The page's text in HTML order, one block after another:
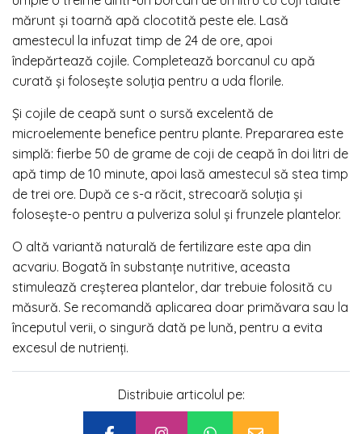
mărunt și toarnă apă clocotită peste ele. Lasă
amestecul la infuzat timp de 24 de ore, apoi
îndepărtează cojile. Completează borcanul cu apă
curată și folosește soluția pentru a uda florile.
Și cojile de ceapă sunt o sursă excelentă de
microelemente benefice pentru plante. Prepararea este
simplă: fierbe 50 de grame de coji de ceapă în doi litri de
apă timp de 10 minute, apoi lasă amestecul să stea timp
de trei ore. După ce s-a răcit, strecoară soluția și
folosește-o pentru a pulveriza solul și frunzele plantelor.
O altă variantă naturală de fertilizare este apa din
acvariu. Bogată în substanțe nutritive, aceasta
stimulează creșterea plantelor, dar trebuie folosită cu
măsură. Se recomandă aplicarea doar primăvara sau la
începutul verii, o singură dată pe lună, pentru a evita
excesul de nutrienți.
Distribuie articolul pe: